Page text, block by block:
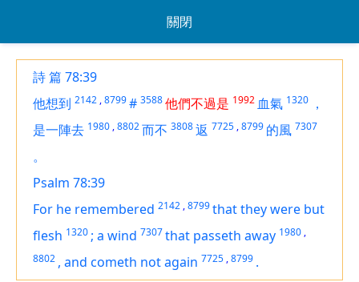
關閉
詩 篇 78:39
他想到 2142 ,8799# 3588他們不過是 1992 血氣 1320 ，
是一陣去 1980 ,8802而不 3808返 7725 ,8799 的風 7307
。
Psalm 78:39
For he remembered 2142 ,8799that theywere but
flesh 1320 ; a wind 7307that passeth away 1980 ,
8802 , and cometh not again 7725 ,8799 .